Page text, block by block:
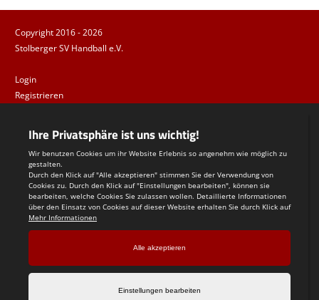
Copyright 2016 - 2026
Stolberger SV Handball e.V.
Login
Registrieren
Datenschutzerklärung
Teamsports 2
Dein Sportverein online